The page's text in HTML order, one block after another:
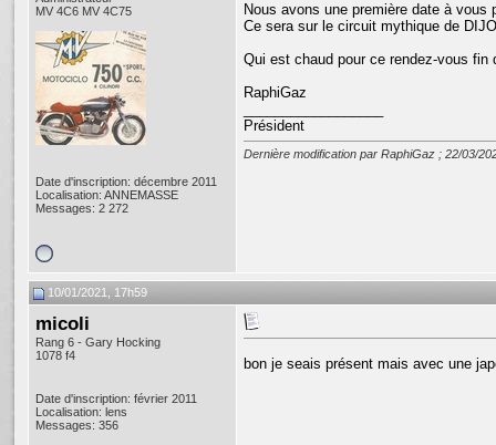
MV 4C6 MV 4C75
Date d'inscription: décembre 2011
Localisation: ANNEMASSE
Messages: 2 272
Nous avons une première date à vous
Ce sera sur le circuit mythique de
Qui est chaud pour ce rendez-vous fin
RaphiGaz
Président
Dernière modification par RaphiGaz ; 22/03/
10/01/2021, 17h59
micoli
Rang 6 - Gary Hocking
1078 f4
Date d'inscription: février 2011
Localisation: lens
Messages: 356
bon je seais présent mais avec une